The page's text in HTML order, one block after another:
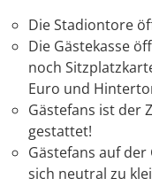
Die Stadiontore
Die Gästekasse
noch
Euro und
Gästefans ist der
gestattet!
Gästefans auf
sich neutral zu